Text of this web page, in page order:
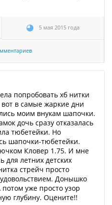
5 мая 2015 года
попробовать хб нитки
в самые жаркие дни
моим внукам шапочки.
дочь сразу отказалась
тюбетейки. Но
шапочки-тюбетейки.
Кловер 1.75. И мне
для летних детских
стрейч просто
удовольствием. Донышко
уже просто узор
глубину. Оцените!!